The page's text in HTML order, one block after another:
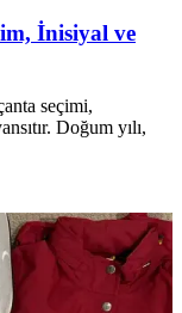
İnisiyal ve
seçimi,
Doğum yılı,